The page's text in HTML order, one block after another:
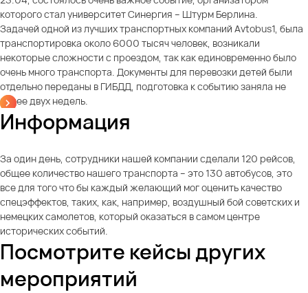
которого стал университет Синергия – Штурм Берлина.
Задачей одной из лучших транспортных компаний Avtobus1, была
транспортировка около 6000 тысяч человек, возникали
некоторые сложности с проездом, так как единовременно было
очень много транспорта. Документы для перевозки детей были
отдельно переданы в ГИБДД, подготовка к событию заняла не
более двух недель.
Информация
За один день, сотрудники нашей компании сделали 120 рейсов,
общее количество нашего транспорта – это 130 автобусов, это
все для того что бы каждый желающий мог оценить качество
спецэффектов, таких, как, например, воздушный бой советских и
немецких самолетов, который оказаться в самом центре
исторических событий.
Посмотрите кейсы других
мероприятий